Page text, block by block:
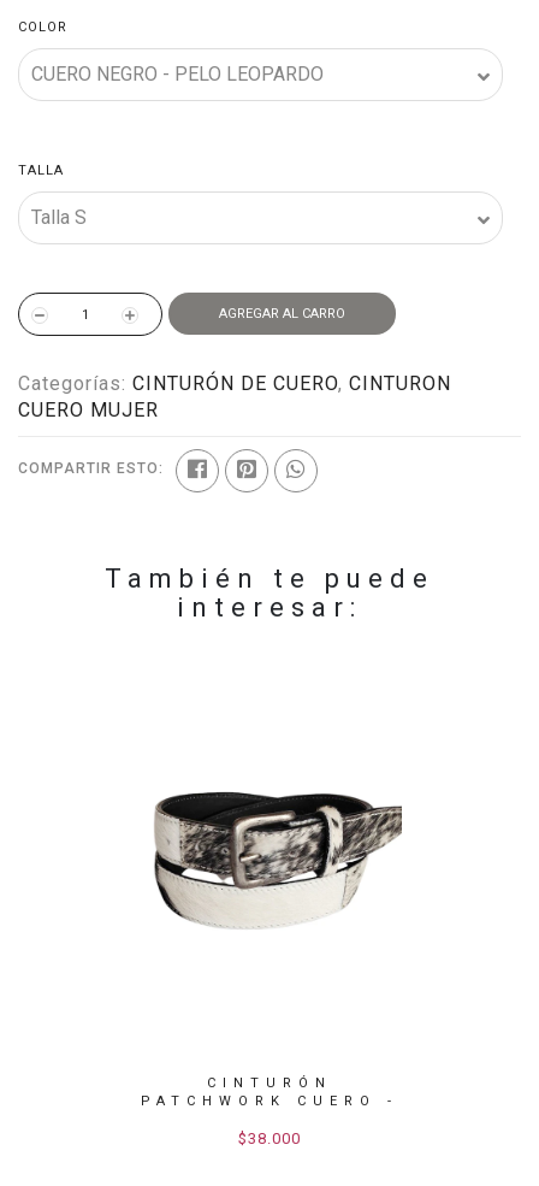
COLOR
TALLA
AGREGAR AL CARRO
Categorías: CINTURÓN DE CUERO, CINTURON
CUERO MUJER
COMPARTIR ESTO:
También te puede
interesar:
CINTURÓN
PATCHWORK CUERO -
$38.000